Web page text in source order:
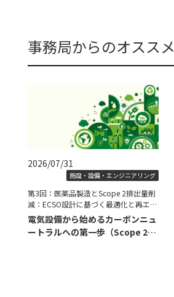
事務局からのオススメ
2026/07/31
施設・設備・エンジニアリング
第3回：医薬品製造とScope 2排出量削
減：ECSO設計に基づく最適化と再エネ
導入の具体策
電気設備から始めるカーボンニュ
ートラルへの第一歩（Scope 2削